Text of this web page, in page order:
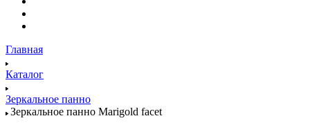
Главная
Каталог
Зеркальное панно
Зеркальное панно Marigold facet